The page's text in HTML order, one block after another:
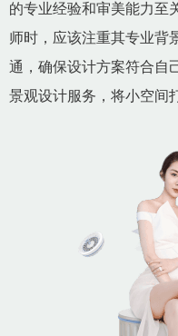
的专业经验和审美能力至
师时，应该注重其专业背
通，确保设计方案符合自
景观设计服务，将小空间